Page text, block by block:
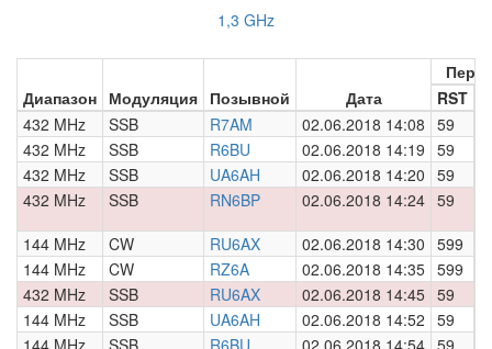
1,3 GHz
Диапазон Модуляция Позывной Дата
RST
432 MHz
SSB R7AM 02.06.2018 14:08 59
432 MHz
SSB R6BU 02.06.2018 14:19 59
432 MHz
SSB UA6AH 02.06.2018 14:20 59
432 MHz
SSB RN6BP 02.06.2018 14:24 59
144 MHz
CW RU6AX 02.06.2018 14:30 599
144 MHz
CW RZ6A 02.06.2018 14:35 599
432 MHz
SSB RU6AX 02.06.2018 14:45 59
144 MHz
SSB UA6AH 02.06.2018 14:52 59
144 MHz
SSB R6BU 02.06.2018 14:54 59